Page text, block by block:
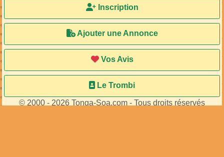
Inscription
Ajouter une Annonce
Vos Avis
Le Trombi
© 2000 - 2026 Tonga-Soa.com - Tous droits réservés